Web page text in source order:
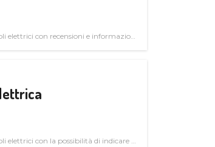
elettrici con recensioni e informazioni
elettrici con la possibilità di indicare le